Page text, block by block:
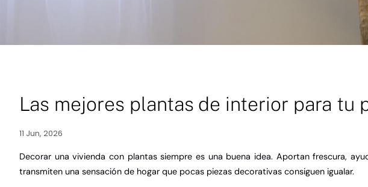
Las mejores plantas de interior para tu
11 Jun, 2026
Decorar una vivienda con plantas siempre es una buena idea. Aportan frescura,
transmiten una sensación de hogar que pocas piezas decorativas consiguen igualar.